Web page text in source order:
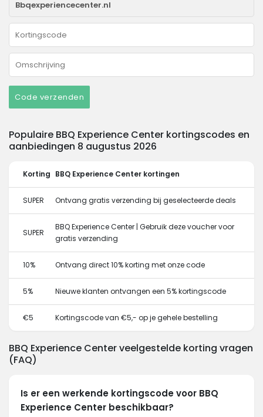
Code verzenden
Populaire BBQ Experience Center kortingscodes en
aanbiedingen 8 augustus 2026
Korting BBQ Experience Center kortingen
SUPER Ontvang gratis verzending bij geselecteerde deals
SUPER
BBQ Experience Center | Gebruik deze voucher voor
gratis verzending
10% Ontvang direct 10% korting met onze code
5% Nieuwe klanten ontvangen een 5% kortingscode
€5 Kortingscode van €5,- op je gehele bestelling
BBQ Experience Center veelgestelde korting vragen
(FAQ)
Is er een werkende kortingscode voor BBQ
Experience Center beschikbaar?